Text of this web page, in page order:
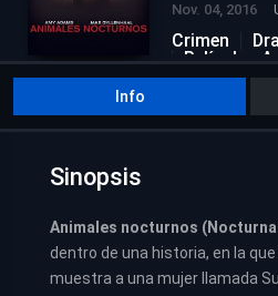
Nov. 04, 2016
Crimen
Películas
Romance
Info
Sinopsis
Animales nocturnos
dentro de una historia, en la
muestra a una mujer llamada